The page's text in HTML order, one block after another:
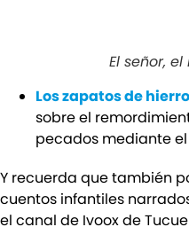
El señor,
Los zapatos de hierro
sobre el
pecados mediante
Y recuerda que también
cuentos infantiles
el canal de Ivoox de